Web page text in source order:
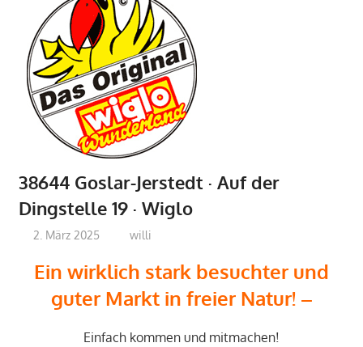
38644 Goslar-Jerstedt · Auf der
Dingstelle 19 · Wiglo
2. März 2025 willi
Ein wirklich stark besuchter und
guter Markt in freier Natur! –
Einfach kommen und mitmachen!